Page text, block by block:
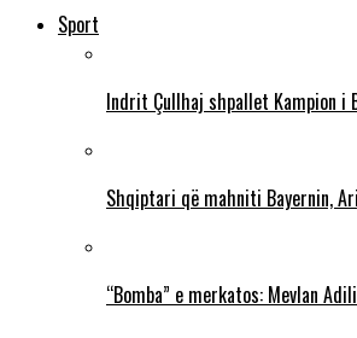
Sport
Indrit Çullhaj shpallet Kampion i
Shqiptari që mahniti Bayernin,
“Bomba” e merkatos: Mevlan